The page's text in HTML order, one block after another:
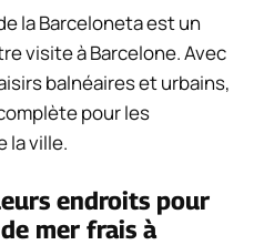
la Barceloneta est un
visite à Barcelone. Avec
balnéaires et urbains,
pour les
la ville.
endroits pour
mer frais à